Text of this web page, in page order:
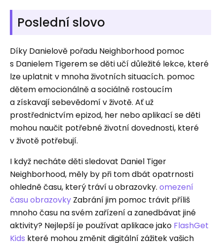
Poslední slovo
Díky Danielově pořadu Neighborhood pomoc
s Danielem Tigerem se děti učí důležité lekce, které
lze uplatnit v mnoha životních situacích. pomoc
dětem emocionálně a sociálně rostoucím
a získavají sebevědomí v životě. Ať už
prostřednictvím epizod, her nebo aplikací se děti
mohou naučit potřebné životní dovednosti, které
v životě potřebují.
I když necháte děti sledovat Daniel Tiger
Neighborhood, měly by při tom dbát opatrnosti
ohledně času, který tráví u obrazovky. omezení
času obrazovky Zabrání jim pomoc trávit příliš
mnoho času na svém zařízení a zanedbávat jiné
aktivity? Nejlepší je používat aplikace jako FlashGet
Kids které mohou změnit digitální zážitek vašich